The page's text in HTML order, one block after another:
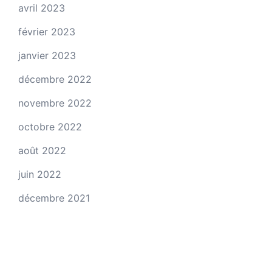
avril 2023
février 2023
janvier 2023
décembre 2022
novembre 2022
octobre 2022
août 2022
juin 2022
décembre 2021